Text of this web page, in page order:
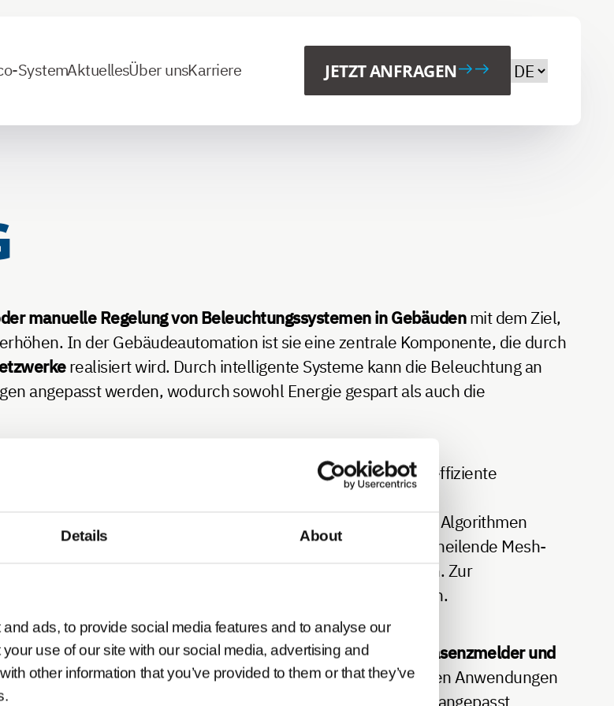
Details About
ads, to provide social media features and to analyse our
use of our site with our social media, advertising and
other information that you’ve provided to them or that they’ve
SystemAktuellesÜber unsKarriere JETZT ANFRAGEN Wählen Sie
manuelle Regelung von Beleuchtungssystemen in Gebäudenmit dem Ziel,
In der Gebäudeautomation ist sie eine zentrale Komponente, die durch
realisiert wird. Durch intelligente Systeme kann die Beleuchtung an
angepasst werden, wodurch sowohl Energie gespart als auch die
Energy (BLE) oder Zigbee
, die eine flexible und energieeffiziente
Umgebungsdaten, darunter Helligkeit, Anwesenheit oder
diese an Steuergeräte oder cloudbasierte Plattformen. Algorithmen
oder den Leuchtbereich automatisch anzupassen. Selbstheilende Mesh-
den Geräten, auch bei Ausfällen einzelner Komponenten. Zur
oder Gebäudemanagementsysteme konfiguriert werden.
verschiedenen Gebäuden.In Bürogebäuden optimieren Präsenzmelder und
nur dann aktivieren, wenn es benötigt wird. In industriellen Anwendungen
an Arbeitszeiten und spezifische Produktionsbereiche angepasst